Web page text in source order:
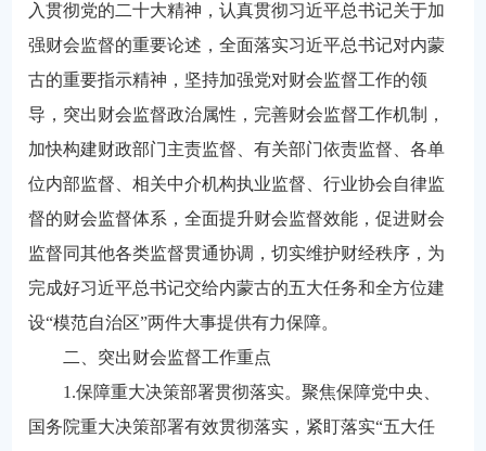
入贯彻党的二十大精神，认真贯彻习近平总书记关于加
强财会监督的重要论述，全面落实习近平总书记对内蒙
古的重要指示精神，坚持加强党对财会监督工作的领
导，突出财会监督政治属性，完善财会监督工作机制，
加快构建财政部门主责监督、有关部门依责监督、各单
位内部监督、相关中介机构执业监督、行业协会自律监
督的财会监督体系，全面提升财会监督效能，促进财会
监督同其他各类监督贯通协调，切实维护财经秩序，为
完成好习近平总书记交给内蒙古的五大任务和全方位建
设“模范自治区”两件大事提供有力保障。
二、突出财会监督工作重点
1.保障重大决策部署贯彻落实。聚焦保障党中央、
国务院重大决策部署有效贯彻落实，紧盯落实“五大任